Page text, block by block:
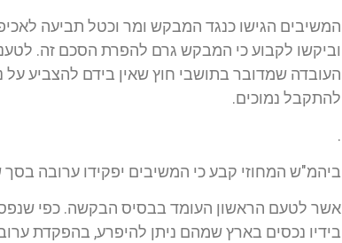
המשיבים הגישו כנגד המבקש ומר וכטל תביעה
וביקשו לקבוע כי המבקש גרם להפרת הסכם זה.
העובדה שמדובר בתושבי חוץ שאין בידם להצביע על
להתקבל נמוכים.
.
ביהמ"ש המחוזי קבע כי המשיבים יפקידו ערובה בסך של
אשר לטעם הראשון העומד בבסיס הבקשה. כפי
בידיו נכסים בארץ שמהם ניתן להיפרע, בהפקדת